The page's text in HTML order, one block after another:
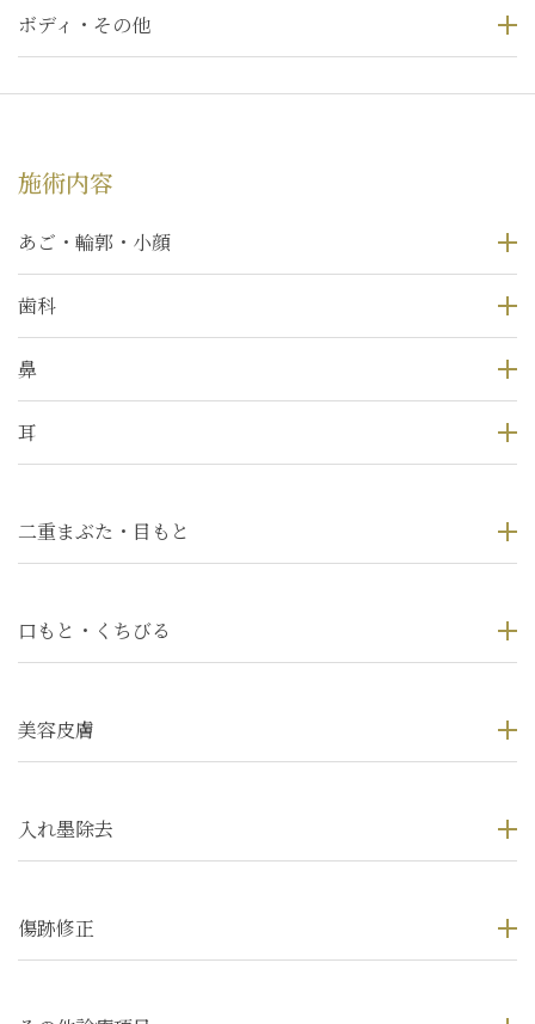
ボディ・その他
施術内容
あご・輪郭・小顔
歯科
鼻
耳
二重まぶた・目もと
口もと・くちびる
美容皮膚
入れ墨除去
傷跡修正